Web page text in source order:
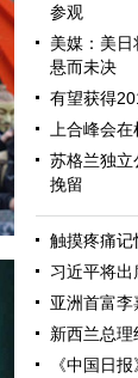
参观
美媒：美
悬而未决
有望获得
上合峰会
苏格兰独立
挽留
触摸疼痛记
习近平将
亚洲首富李
新西兰总理
《中国日